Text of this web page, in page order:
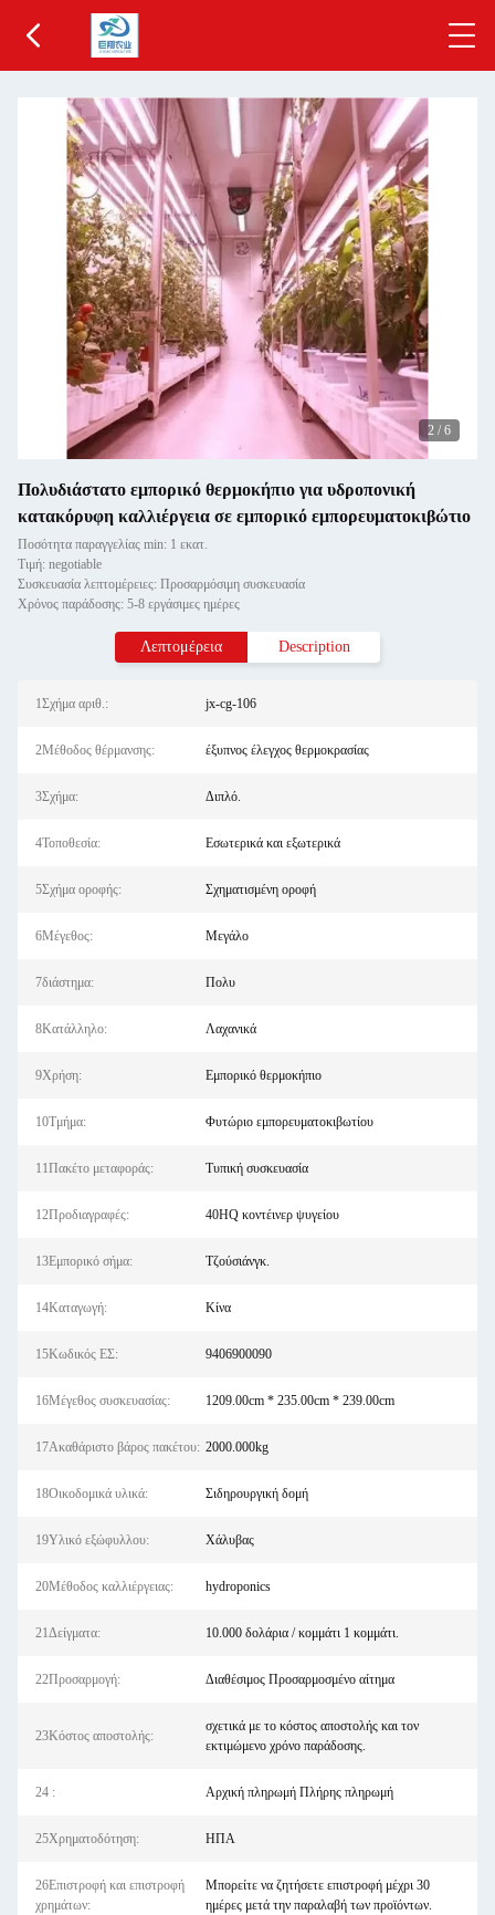
2 / 6
Πολυδιάστατο εμπορικό θερμοκήπιο για υδροπονική
κατακόρυφη καλλιέργεια σε εμπορικό εμπορευματοκιβώτιο
Ποσότητα παραγγελίας min: 1 εκατ.
Τιμή: negotiable
Συσκευασία λεπτομέρειες: Προσαρμόσιμη συσκευασία
Χρόνος παράδοσης: 5-8 εργάσιμες ημέρες
Λεπτομέρεια Description
1Σχήμα αριθ.: jx-cg-106
2Μέθοδος θέρμανσης: έξυπνος έλεγχος θερμοκρασίας
3Σχήμα: Διπλό.
4Τοποθεσία: Εσωτερικά και εξωτερικά
5Σχήμα οροφής: Σχηματισμένη οροφή
6Μέγεθος: Μεγάλο
7διάστημα: Πολυ
8Κατάλληλο: Λαχανικά
9Χρήση: Εμπορικό θερμοκήπιο
10Τμήμα: Φυτώριο εμπορευματοκιβωτίου
11Πακέτο μεταφοράς: Τυπική συσκευασία
12Προδιαγραφές: 40HQ κοντέινερ ψυγείου
13Εμπορικό σήμα: Τζούσιάνγκ.
14Καταγωγή: Κίνα
15Κωδικός ΕΣ: 9406900090
16Μέγεθος συσκευασίας: 1209.00cm * 235.00cm * 239.00cm
17Ακαθάριστο βάρος πακέτου: 2000.000kg
18Οικοδομικά υλικά: Σιδηρουργική δομή
19Υλικό εξώφυλλου: Χάλυβας
20Μέθοδος καλλιέργειας: hydroponics
21Δείγματα: 10.000 δολάρια / κομμάτι 1 κομμάτι.
22Προσαρμογή: Διαθέσιμος Προσαρμοσμένο αίτημα
23Κόστος αποστολής:
σχετικά με το κόστος αποστολής και τον
εκτιμώμενο χρόνο παράδοσης.
24 : Αρχική πληρωμή Πλήρης πληρωμή
25Χρηματοδότηση: ΗΠΑ
26Επιστροφή και επιστροφή
χρημάτων:
Μπορείτε να ζητήσετε επιστροφή μέχρι 30
ημέρες μετά την παραλαβή των προϊόντων.